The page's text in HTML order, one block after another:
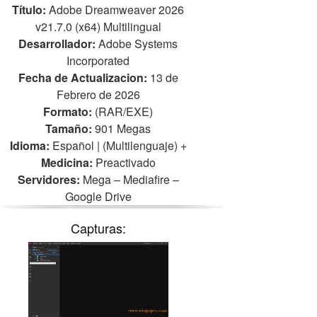
Título: Adobe Dreamweaver 2026
v21.7.0 (x64) Multilingual
Desarrollador:Adobe Systems
Incorporated
Fecha de Actualizacion: 13 de
Febrero de 2026
Formato: (RAR/EXE)
Tamaño: 901 Megas
Idioma: Español | (Multilenguaje) +
Medicina: Preactivado
Servidores: Mega – Mediafire –
Google Drive
Capturas: